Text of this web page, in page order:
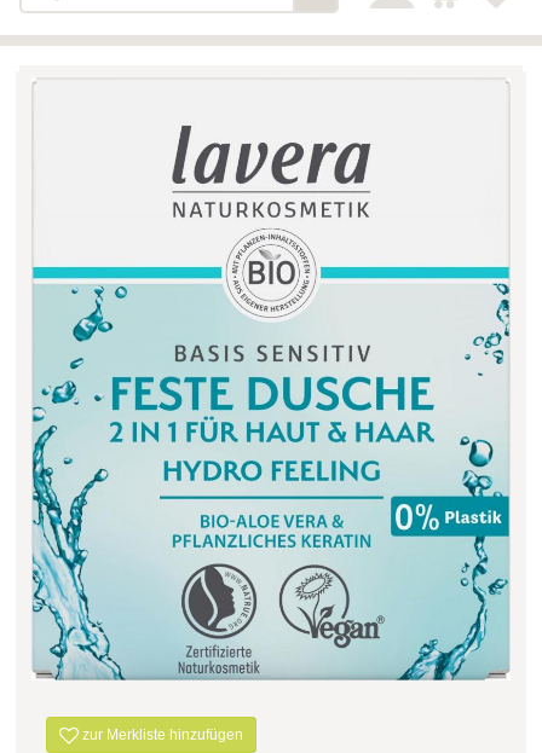
Bäckerei-Konditorei-Café
Fleischerei Hüthmayr Detail
Hofladen Hoffelner Detail
Kuglbauer - Familie Bischof
La Toscana Anita Wolf e.U. Detail
Söllradls Naturkostladen
Stiftsgärtnerei Detail
Weinkellerei Stift
Kremsmünster
Detail
Wildkraut Detail
KATEGORIE
Filter zurücksetzen
zur Merkliste hinzufügen